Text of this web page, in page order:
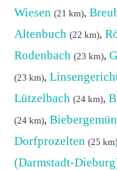
Wiesen (21 km),
Altenbuch (22 km),
Rodenbach (23 km),
(23 km),
Lützelbach (24 km),
(24 km),
Dorfprozelten (25 km)
(Darmstadt-